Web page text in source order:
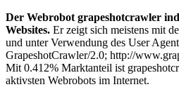
Der Webrobot grapeshotcrawler
Websites. Er zeigt sich meistens mit
und unter Verwendung des User
GrapeshotCrawler/2.0; http://
Mit 0.412% Marktanteil ist
aktivsten Webrobots im Internet.